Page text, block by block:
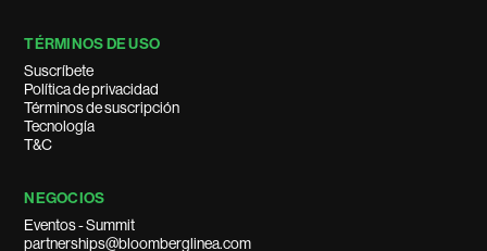
TÉRMINOS DE USO
Suscríbete
Política de privacidad
Términos de suscripción
Tecnología
T&C
NEGOCIOS
Eventos - Summit
partnerships@bloomberglinea.com